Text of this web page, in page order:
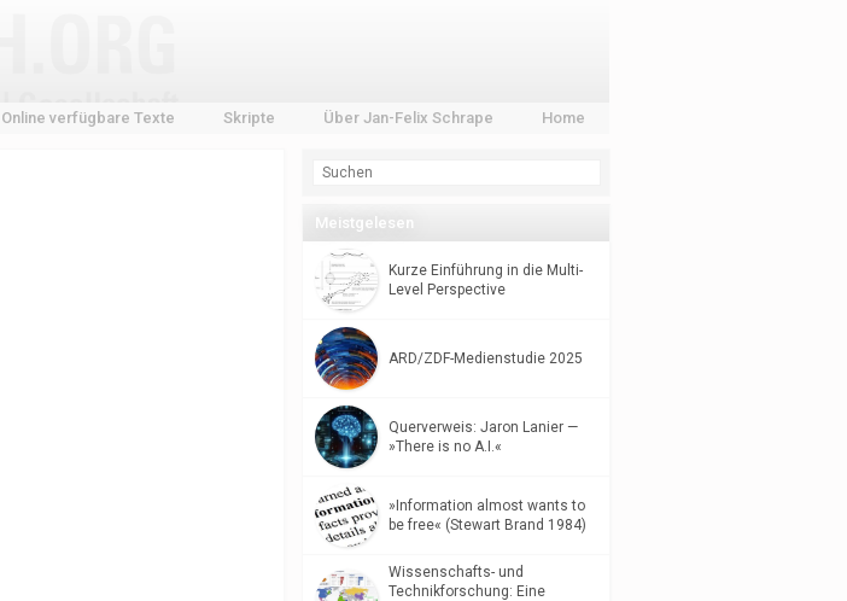
Home
Über Jan-Felix Schrape
Skripte
Online verfügbare Texte
Meistgelesen
Kurze Einführung in die Multi-
Level Perspective
ARD/ZDF-Medienstudie 2025
Querverweis: Jaron Lanier —
»There is no A.I.«
»Information almost wants to
be free« (Stewart Brand 1984)
Wissenschafts- und
Technikforschung: Eine